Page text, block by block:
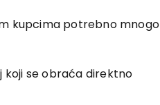
kupcima potrebno mnogo
koji se obraća direktno